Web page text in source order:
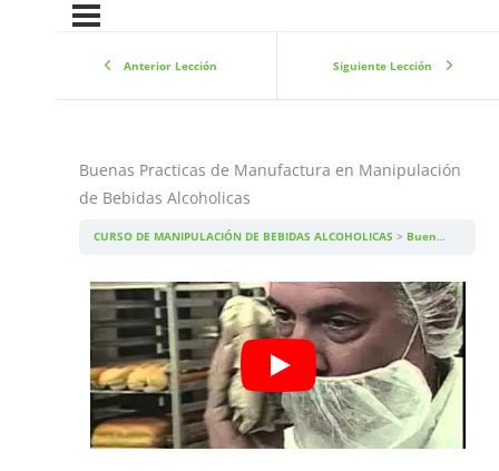
Anterior Lección Siguiente Lección
Buenas Practicas de Manufactura en Manipulación
de Bebidas Alcoholicas
CURSO DE MANIPULACIÓN DE BEBIDAS ALCOHOLICAS Buenas Practicas de Manufactura en Manipulación de Bebidas Alcoholicas